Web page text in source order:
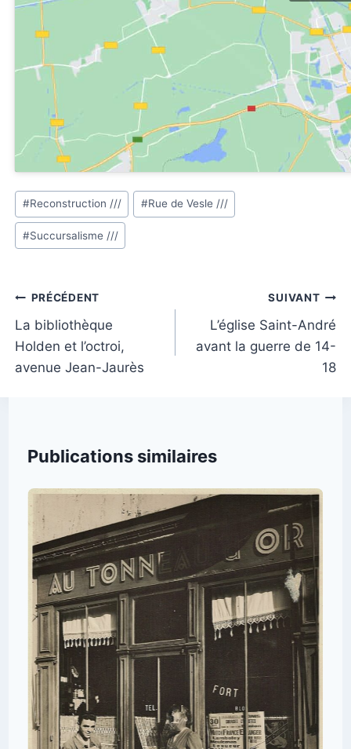
Étiquettes
de
la
#Reconstruction /// #Rue de Vesle ///
#Succursalisme ///
Navigation
de
l’article
PRÉCÉDENT
La bibliothèque
Holden et l’octroi,
avenue Jean-Jaurès
SUIVANT
L’église Saint-André
avant la guerre de 14-
18
Publications similaires